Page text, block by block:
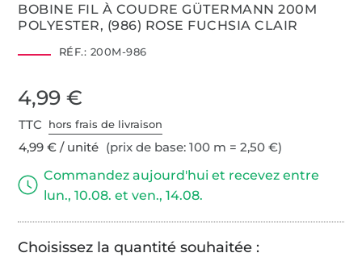
BOBINE FIL À COUDRE GÜTERMANN 200M
POLYESTER, (986) ROSE FUCHSIA CLAIR
RÉF.: 200M-986
4,99 €
TTC hors frais de livraison
4,99 € / unité (prix de base: 100 m = 2,50 €)
Commandez aujourd'hui et recevez entre
lun., 10.08. et ven., 14.08.
Choisissez la quantité souhaitée :